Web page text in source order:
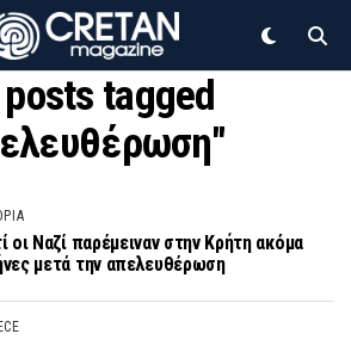
tagged
οι Ναζί παρέμειναν στην Κρήτη ακόμα
μετά την απελευθέρωση